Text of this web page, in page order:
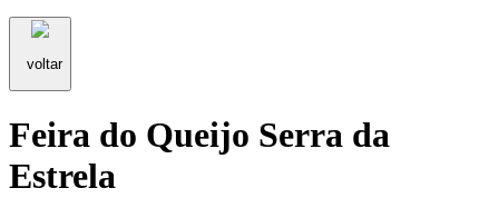
voltar
Feira do Queijo Serra da
Estrela